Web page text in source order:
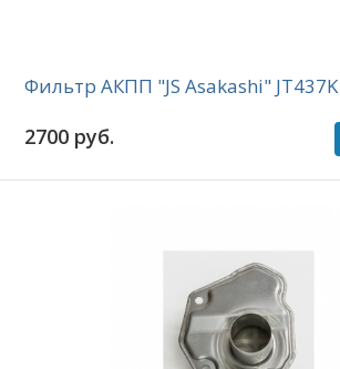
Фильтр АКПП "JS Asakashi" JT437K
2700 руб.